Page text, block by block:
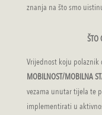
znanja na što smo
ŠTO
Vrijednost koju polaznik
MOBILNOST/MOBILNA
vezama unutar tijela te
implementirati u